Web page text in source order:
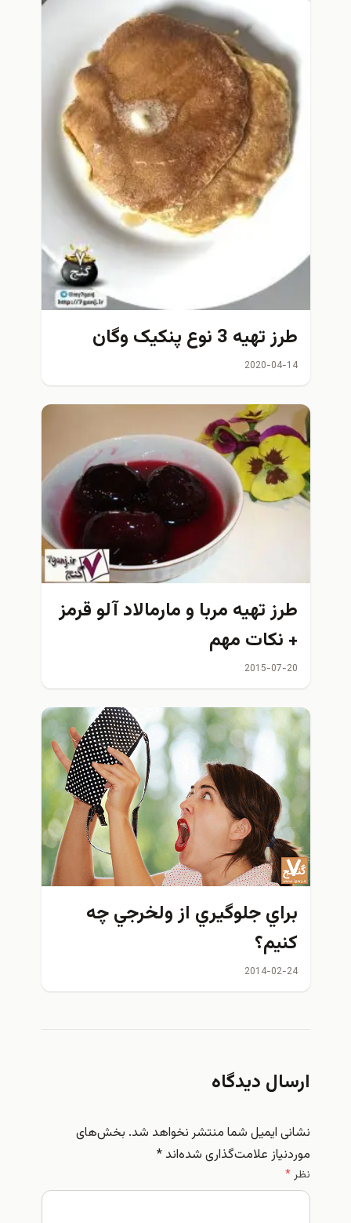
طرز تهیه 3 نوع پنکیک وگان
2020-04-14
طرز تهيه مربا و مارمالاد آلو قرمز
+ نكات مهم
2015-07-20
براي جلوگيري از ولخرجي چه
كنيم؟
2014-02-24
ارسال دیدگاه
نشانی ایمیل شما منتشر نخواهد شد. بخش‌های
موردنیاز علامت‌گذاری شده‌اند*
نظر*